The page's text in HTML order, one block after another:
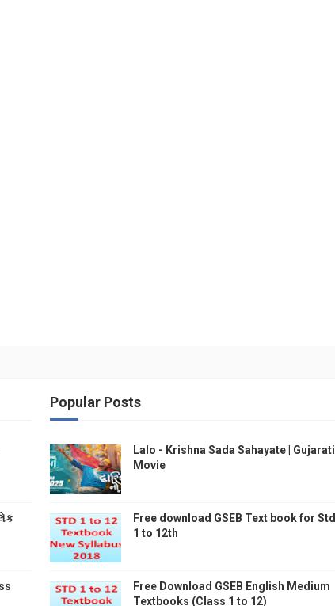
Popular Posts
Lalo - Krishna Sada Sahayate | Gujarati
Movie
Free download GSEB Text book for Std
1 to 12th
Free Download GSEB English Medium
Textbooks (Class 1 to 12)